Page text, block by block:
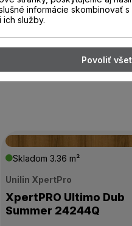
Skladom 3.36 m²
Unilin XpertPro
XpertPRO Ultimo Dub
Summer 24244Q
informácie skombinovať s
služby.
Povoliť